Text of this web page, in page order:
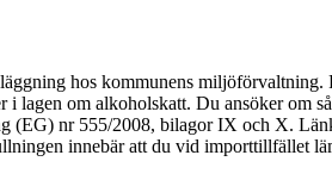
hos kommunens
lagen om alkoholskatt. Du ansöker om
(EG) nr 555/2008, bilagor IX och X.
innebär att du vid importtillfället